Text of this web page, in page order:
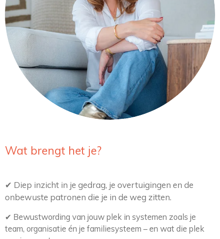
Wat brengt het je?
✔ Diep inzicht in je gedrag, je overtuigingen en de
onbewuste patronen die je in de weg zitten.
✔ Bewustwording van jouw plek in systemen zoals je
team, organisatie én je familiesysteem – en wat die plek